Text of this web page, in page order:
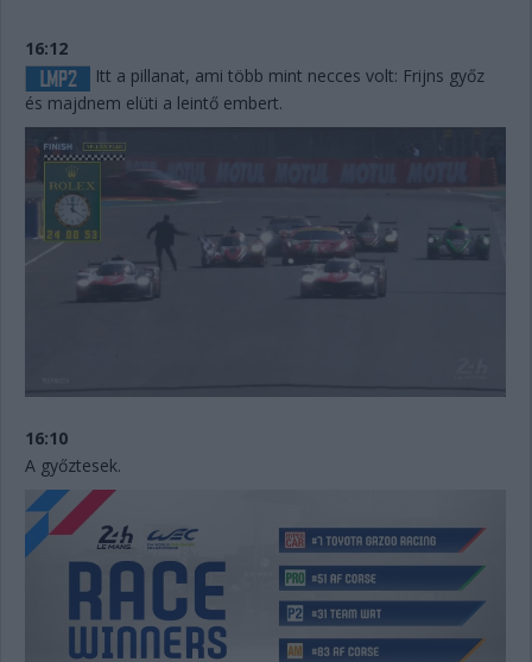
16:12
Itt a pillanat, ami több mint necces volt: Frijns győz
és majdnem elüti a leintő embert.
16:10
A győztesek.